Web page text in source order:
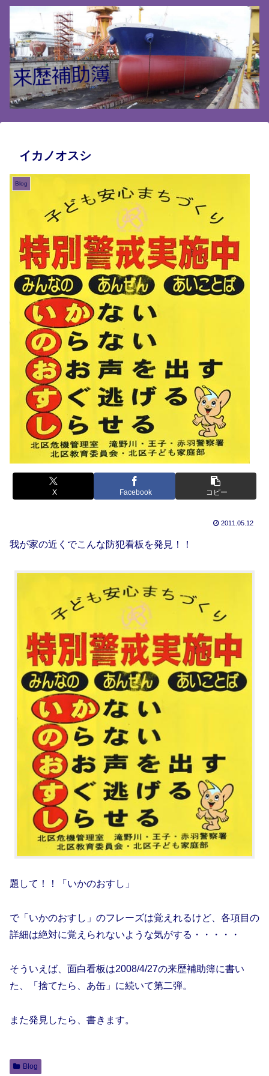
イカノオスシ
Blog
X Facebook コピー
2011.05.12
我が家の近くでこんな防犯看板を発見！！
題して！！「いかのおすし」
で「いかのおすし」のフレーズは覚えれるけど、各項目の
詳細は絶対に覚えられないような気がする・・・・・
そういえば、面白看板は2008/4/27の来歴補助簿に書い
た、「捨てたら、あ缶」に続いて第二弾。
また発見したら、書きます。
Blog